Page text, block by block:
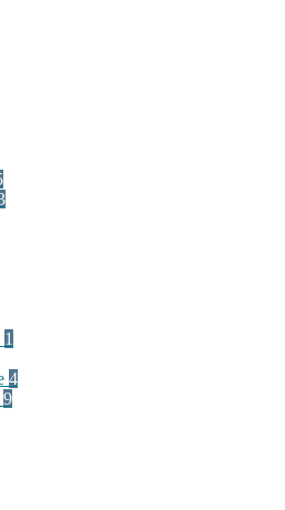
1
4
9